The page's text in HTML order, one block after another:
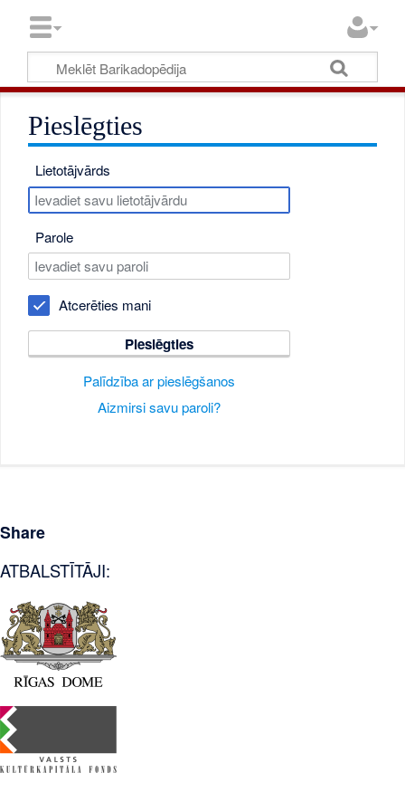
Pieslēgties
Lietotājvārds
Parole
Atcerēties mani
Pieslēgties
Palīdzība ar pieslēgšanos
Aizmirsi savu paroli?
Share
ATBALSTĪTĀJI: